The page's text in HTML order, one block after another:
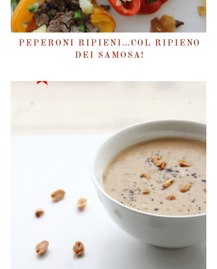
PEPERONI RIPIENI...COL RIPIENO
DEI SAMOSA!